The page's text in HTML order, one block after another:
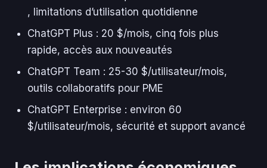
, limitations d’utilisation quotidienne
ChatGPT Plus : 20 $/mois, cinq fois plus
rapide, accès aux nouveautés
ChatGPT Team : 25-30 $/utilisateur/mois,
outils collaboratifs pour PME
ChatGPT Enterprise : environ 60
$/utilisateur/mois, sécurité et support avancé